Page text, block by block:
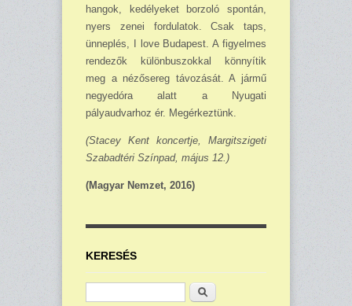
hangok, kedélyeket borzoló spontán,
nyers zenei fordulatok. Csak taps,
ünneplés, I love Budapest. A figyelmes
rendezők különbuszokkal könnyítik
meg a nézősereg távozását. A jármű
negyedóra alatt a Nyugati
pályaudvarhoz ér. Megérkeztünk.
(Stacey Kent koncertje, Margitszigeti
Szabadtéri Színpad, május 12.)
(Magyar Nemzet, 2016)
KERESÉS
Keresés